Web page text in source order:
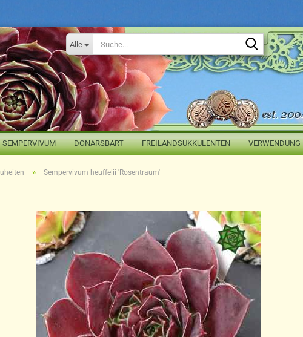
Alle
Suche...
SEMPERVIVUM DONARSBART FREILANDSUKKULENTEN VERWENDUNG
» Sempervivum heuffelii 'Rosentraum'